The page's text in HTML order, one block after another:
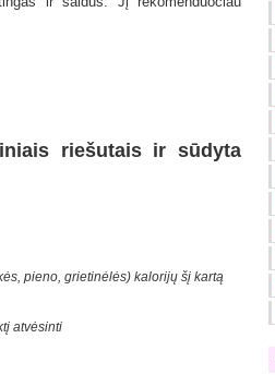
riešutais ir sūdyta
pieno, grietinėlės) kalorijų šį kartą
atvėsinti